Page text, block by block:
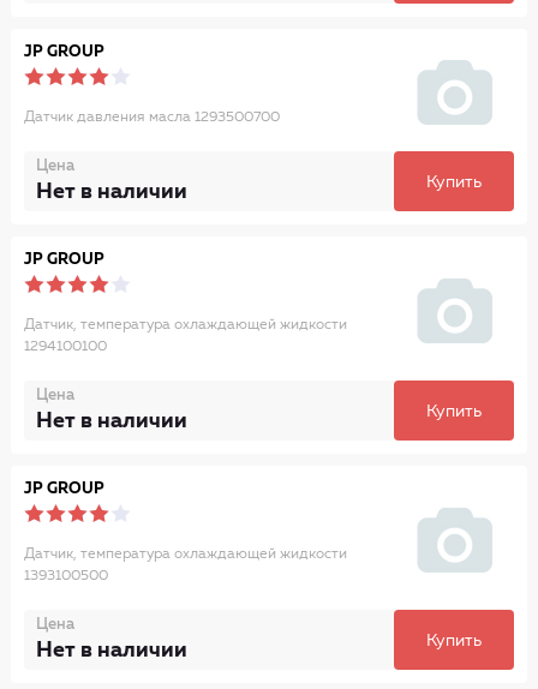
JP GROUP
Датчик давления масла 1293500700
Цена
Нет в наличии Купить
JP GROUP
Датчик, температура охлаждающей жидкости
1294100100
Цена
Нет в наличии Купить
JP GROUP
Датчик, температура охлаждающей жидкости
1393100500
Цена
Нет в наличии Купить